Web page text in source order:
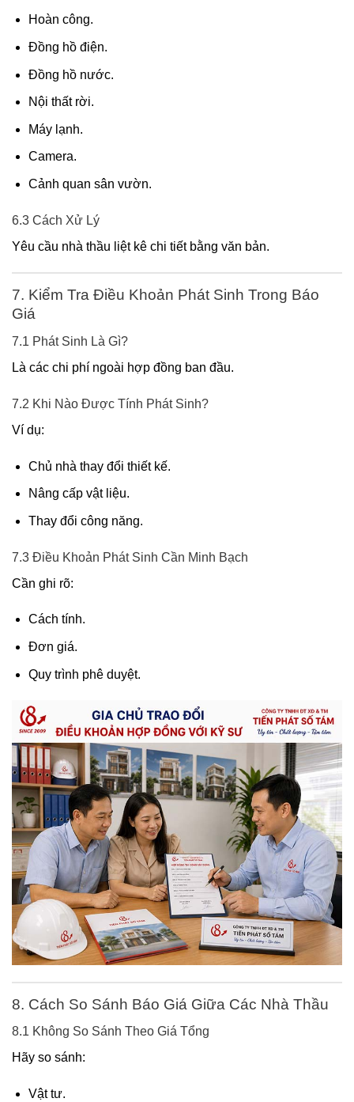
Hoàn công.
Đồng hồ điện.
Đồng hồ nước.
Nội thất rời.
Máy lạnh.
Camera.
Cảnh quan sân vườn.
6.3 Cách Xử Lý
Yêu cầu nhà thầu liệt kê chi tiết bằng văn bản.
7. Kiểm Tra Điều Khoản Phát Sinh Trong Báo
Giá
7.1 Phát Sinh Là Gì?
Là các chi phí ngoài hợp đồng ban đầu.
7.2 Khi Nào Được Tính Phát Sinh?
Ví dụ:
Chủ nhà thay đổi thiết kế.
Nâng cấp vật liệu.
Thay đổi công năng.
7.3 Điều Khoản Phát Sinh Cần Minh Bạch
Cần ghi rõ:
Cách tính.
Đơn giá.
Quy trình phê duyệt.
8. Cách So Sánh Báo Giá Giữa Các Nhà Thầu
8.1 Không So Sánh Theo Giá Tổng
Hãy so sánh:
Vật tư.